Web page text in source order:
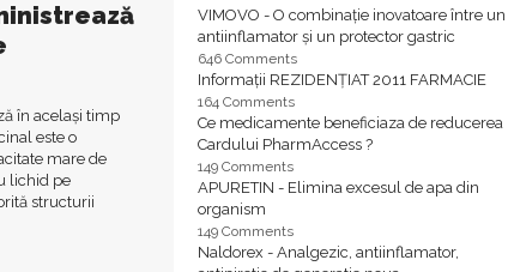
în același timp
este o
mare de
lichid pe
structurii
VIMOVO - O combinație inovatoare între un
antiinflamator și un protector gastric
646 Comments
Informații REZIDENȚIAT 2011 FARMACIE
164 Comments
Ce medicamente beneficiaza de reducerea
Cardului PharmAccess ?
149 Comments
APURETIN - Elimina excesul de apa din
organism
149 Comments
Naldorex - Analgezic, antiinflamator,